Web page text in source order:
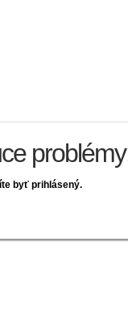
byť prihlásený.